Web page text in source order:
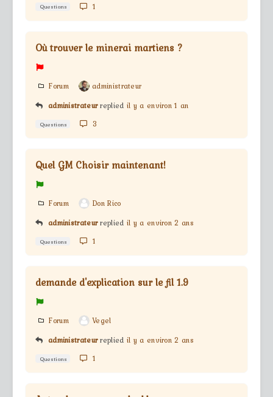
Questions 1
Où trouver le minerai martiens ?
Forum
administrateur
administrateur replied il y a environ 1 an
Questions 3
Quel GM Choisir maintenant!
Forum
Don Rico
administrateur replied il y a environ 2 ans
Questions 1
demande d'explication sur le fil 1.9
Forum
Vegel
administrateur replied il y a environ 2 ans
Questions 1